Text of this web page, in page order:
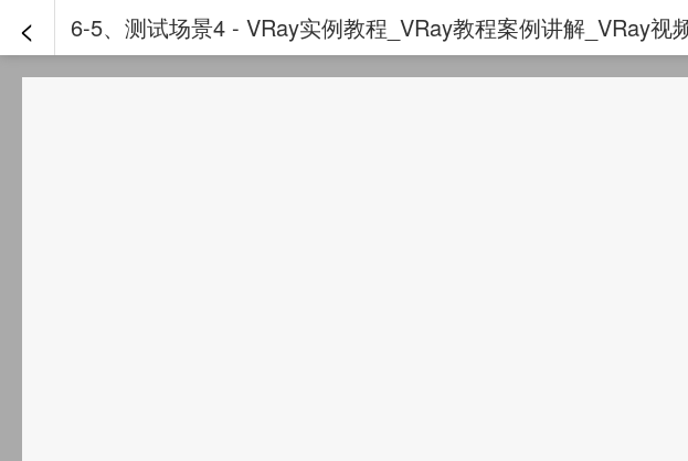
< 6-5、测试场景4 - VRay实例教程_VRay教程案例讲解_VRay视